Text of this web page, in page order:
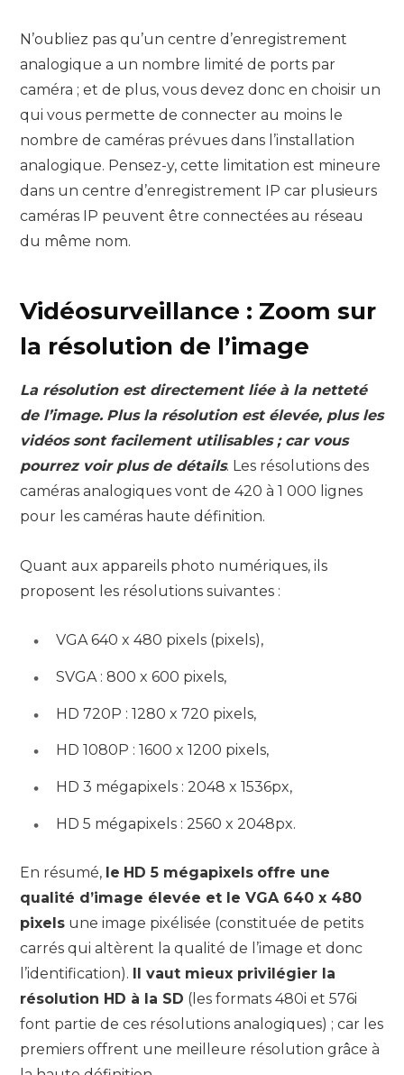
N’oubliez pas qu’un centre d’enregistrement
analogique a un nombre limité de ports par
caméra ; et de plus, vous devez donc en choisir un
qui vous permette de connecter au moins le
nombre de caméras prévues dans l’installation
analogique. Pensez-y, cette limitation est mineure
dans un centre d’enregistrement IP car plusieurs
caméras IP peuvent être connectées au réseau
du même nom.
Vidéosurveillance : Zoom sur
la résolution de l’image
La résolution est directement liée à la netteté
de l’image. Plus la résolution est élevée, plus les
vidéos sont facilement utilisables ; car vous
pourrez voir plus de détails. Les résolutions des
caméras analogiques vont de 420 à 1 000 lignes
pour les caméras haute définition.
Quant aux appareils photo numériques, ils
proposent les résolutions suivantes :
VGA 640 x 480 pixels (pixels),
SVGA : 800 x 600 pixels,
HD 720P : 1280 x 720 pixels,
HD 1080P : 1600 x 1200 pixels,
HD 3 mégapixels : 2048 x 1536px,
HD 5 mégapixels : 2560 x 2048px.
En résumé, le HD 5 mégapixels offre une
qualité d’image élevée et le VGA 640 x 480
pixels une image pixélisée (constituée de petits
carrés qui altèrent la qualité de l’image et donc
l’identification).
Il vaut mieux privilégier la
résolution HD à la SD (les formats 480i et 576i
font partie de ces résolutions analogiques) ; car les
premiers offrent une meilleure résolution grâce à